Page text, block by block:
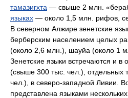
тамазигхта — свыше 2 млн.
языках — около 1,5 млн. рифов,
В северном Алжире зенетские
берберским населением целых
(около 2,6 млн.), шауйа (около 1
Зенетские языки встречаются и в
(свыше 300 тыс. чел.), отдельных
чел.), в северо-западной Ливии.
представлена языками